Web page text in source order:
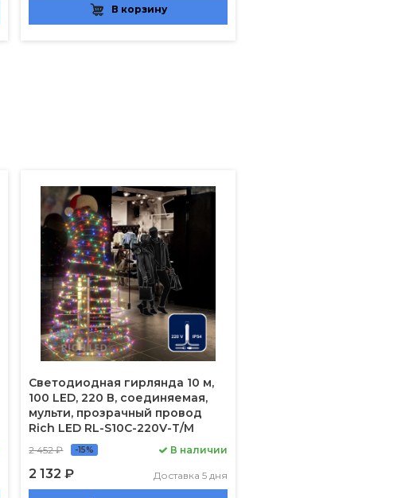
В корзину
Светодиодная гирлянда 10 м,
100 LED, 220 В, соединяемая,
мульти, прозрачный провод
Rich LED RL-S10C-220V-T/M
2 452 ₽ -15%
2 132 ₽
В наличии
Доставка 5 дня